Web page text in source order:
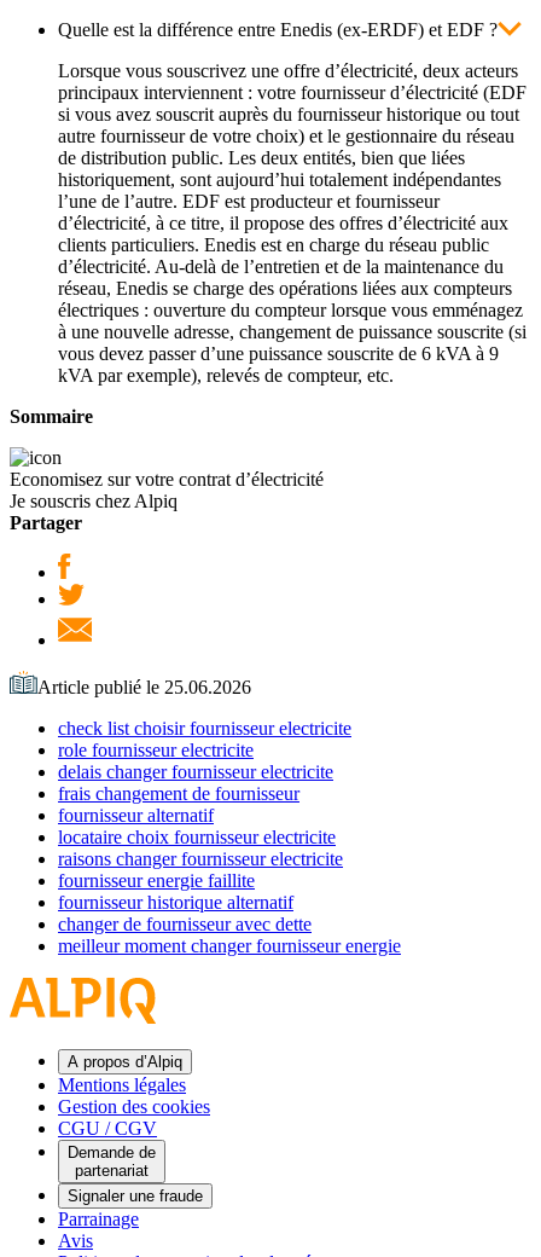
Quelle est la différence entre Enedis (ex-ERDF) et EDF ?
Lorsque vous souscrivez une offre d’électricité, deux acteurs
principaux interviennent : votre fournisseur d’électricité (EDF
si vous avez souscrit auprès du fournisseur historique ou tout
autre fournisseur de votre choix) et le gestionnaire du réseau
de distribution public. Les deux entités, bien que liées
historiquement, sont aujourd’hui totalement indépendantes
l’une de l’autre. EDF est producteur et fournisseur
d’électricité, à ce titre, il propose des offres d’électricité aux
clients particuliers. Enedis est en charge du réseau public
d’électricité. Au-delà de l’entretien et de la maintenance du
réseau, Enedis se charge des opérations liées aux compteurs
électriques : ouverture du compteur lorsque vous emménagez
à une nouvelle adresse, changement de puissance souscrite (si
vous devez passer d’une puissance souscrite de 6 kVA à 9
kVA par exemple), relevés de compteur, etc.
Sommaire
Economisez sur votre contrat d’électricité
Je souscris chez Alpiq
Partager
Article publié le 25.06.2026
check list choisir fournisseur electricite
role fournisseur electricite
delais changer fournisseur electricite
frais changement de fournisseur
fournisseur alternatif
locataire choix fournisseur electricite
raisons changer fournisseur electricite
fournisseur energie faillite
fournisseur historique alternatif
changer de fournisseur avec dette
meilleur moment changer fournisseur energie
A propos d’Alpiq
Mentions légales
Gestion des cookies
CGU / CGV
Demande de
partenariat
Signaler une fraude
Parrainage
Avis